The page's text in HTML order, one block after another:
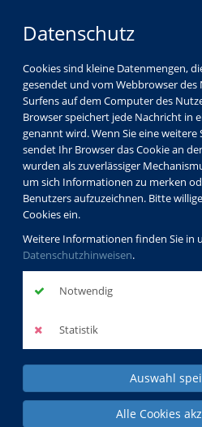
Datenschutz
Cookies sind kleine Datenmengen,
gesendet und vom Webbrowser des
Surfens auf dem Computer des
Browser speichert jede Nachricht in
genannt wird. Wenn Sie eine
sendet Ihr Browser das Cookie an
wurden als zuverlässiger
um sich Informationen zu merken
Benutzers aufzuzeichnen. Bitte
Cookies ein.
Weitere Informationen finden Sie in
Datenschutzhinweisen.
Notwendig
Statistik
Auswahl
Alle Cookies